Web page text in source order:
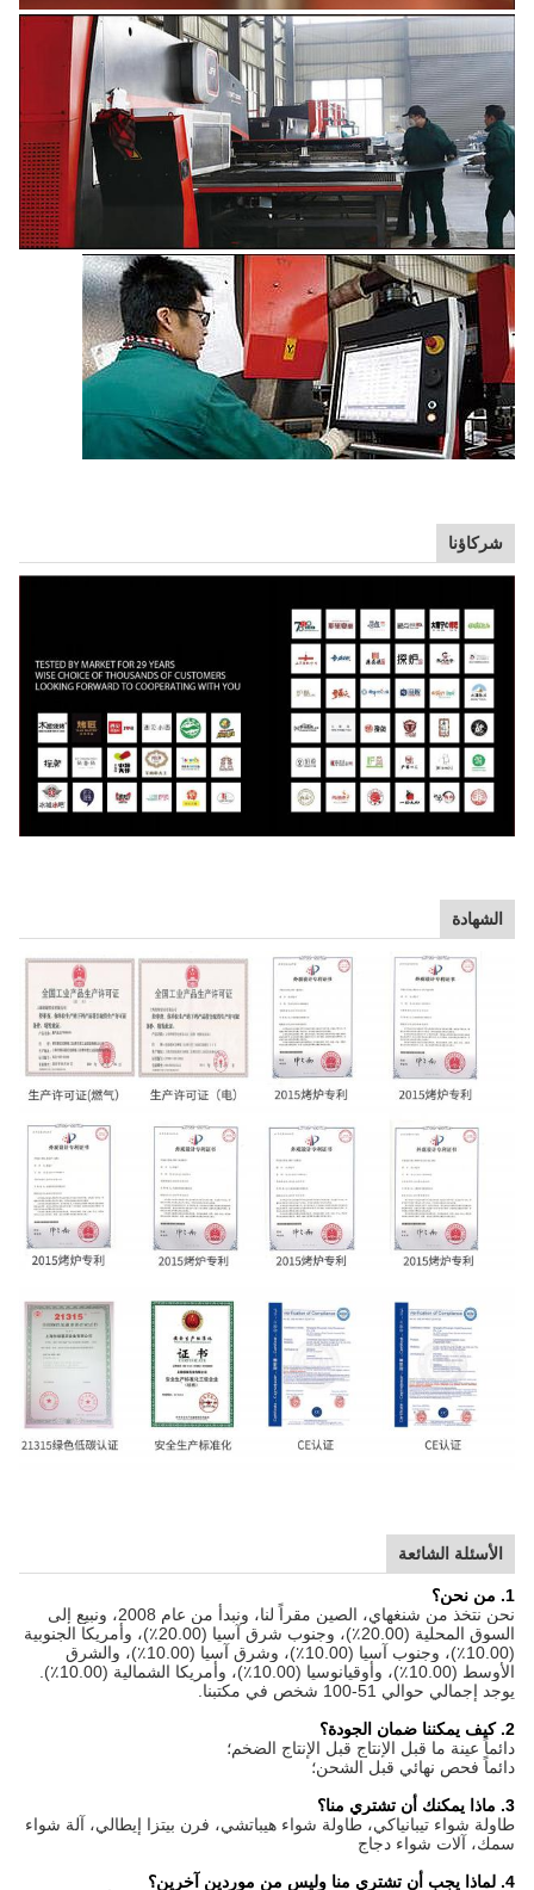
شركاؤنا
الشهادة
الأسئلة الشائعة
1. من نحن؟
نحن نتخذ من شنغهاي، الصين مقراً لنا، ونبدأ من عام 2008، ونبيع إلى
السوق المحلية (20.00٪)، وجنوب شرق آسيا (20.00٪)، وأمريكا الجنوبية
(10.00٪)، وجنوب آسيا (10.00٪)، وشرق آسيا (10.00٪)، والشرق
الأوسط (10.00٪)، وأوقيانوسيا (10.00٪)، وأمريكا الشمالية (10.00٪).
يوجد إجمالي حوالي 51-100 شخص في مكتبنا.
2. كيف يمكننا ضمان الجودة؟
دائماً عينة ما قبل الإنتاج قبل الإنتاج الضخم؛
دائماً فحص نهائي قبل الشحن؛
3. ماذا يمكنك أن تشتري منا؟
طاولة شواء تيبانياكي، طاولة شواء هيباتشي، فرن بيتزا إيطالي، آلة شواء
سمك، آلات شواء دجاج
4. لماذا يجب أن تشتري منا وليس من موردين آخرين؟